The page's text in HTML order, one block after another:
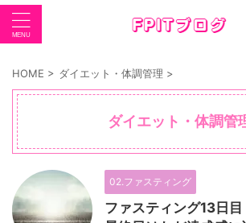
HOME > ダイエット・体調管理 >
ダイエット・体調管
02.ファスティング
ファスティング13日